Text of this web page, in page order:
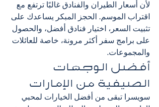
لأن أسعار الطيران والفنادق غالبًا ترتفع مع
اقتراب الموسم. الحجز المبكر يساعدك على
تثبيت السعر، اختيار فنادق أفضل، والحصول
على برامج سفر أكثر مرونة، خاصة للعائلات
والمجموعات.
أفضل الوجهات
الصيفية من الإمارات
سويسرا تبقى من أفضل الخيارات لمحبي